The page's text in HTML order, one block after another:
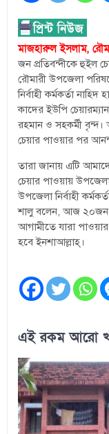
মাজহারুল ইসলাম,
জন প্রতিবন্দীকে হুইল
রৌমারী উপজেলা
নির্বাহী কর্মকর্তা
কাদের ইউপি
রহমান ও সহকর্মী বৃন্দ।
চেয়ার পাওয়ার পর
তারা জানায় এটি
চেয়ার পাওয়ায়
উপজেলা নির্বাহী
শালু বলেন, আজ ২০জন
আগামীতে যারা
হবে ইনশাআল্লাহ্।
এই রকম আরো